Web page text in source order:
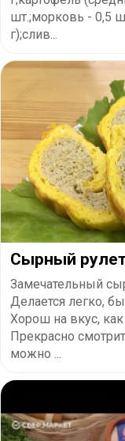
шт.;морковь - 0,5
г);слив...
Сырный
Замечательный
Делается легко,
Хорош на вкус,
Прекрасно
можно ...